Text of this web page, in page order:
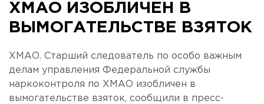
ХМАО ИЗОБЛИЧЕН В
ВЫМОГАТЕЛЬСТВЕ ВЗЯТОК
ХМАО. Старший следователь по особо важным
делам управления Федеральной службы
наркоконтроля по ХМАО изобличен в
вымогательстве взяток, сообщили в пресс-